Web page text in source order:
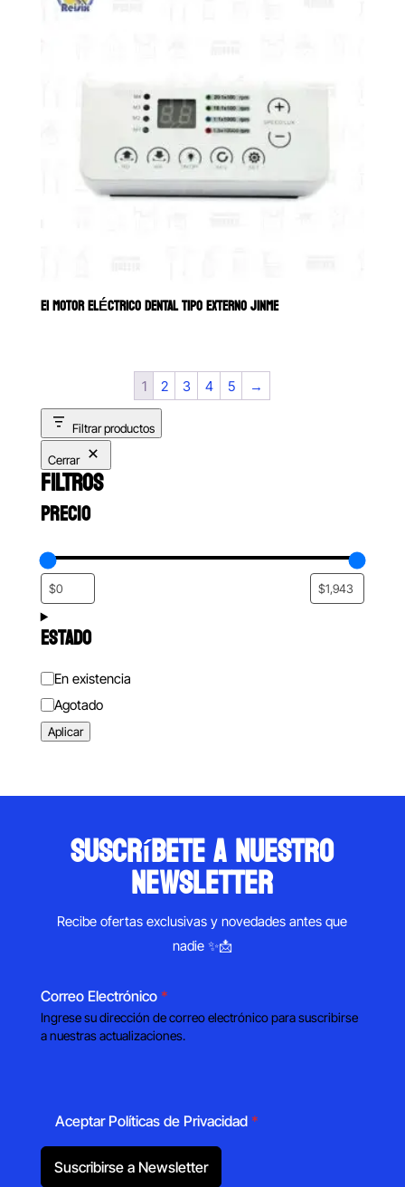
E1 MOTOR ELÉCTRICO DENTAL TIPO EXTERNO JINME
1 2 3 4 5 →
Filtrar productos
Cerrar
FILTROS
PRECIO
ESTADO
Estado
En existencia
Agotado
Aplicar
suscríbete a nuestro
newsletter
Recibe ofertas exclusivas y novedades antes que
nadie ✨📩
Correo Electrónico *
Ingrese su dirección de correo electrónico para suscribirse
a nuestras actualizaciones.
Aceptar Políticas de Privacidad *
Suscribirse a Newsletter